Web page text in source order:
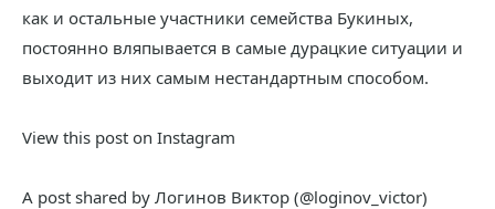
как и остальные участники семейства Букиных,
постоянно вляпывается в самые дурацкие ситуации и
выходит из них самым нестандартным способом.
View this post on Instagram
A post shared by Логинов Виктор (@loginov_victor)